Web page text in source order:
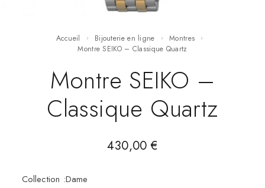
Accueil Bijouterie en ligne
Montres
Montre SEIKO – Classique Quartz
Montre SEIKO –
Classique Quartz
430,00€
Collection :Dame